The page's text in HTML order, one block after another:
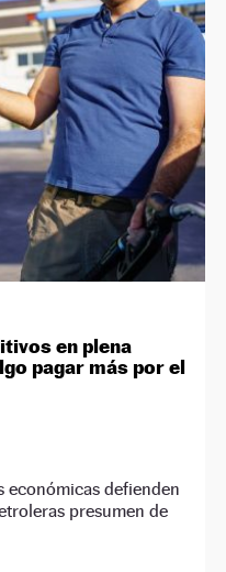
en plena
pagar más por el
económicas defienden
presumen de